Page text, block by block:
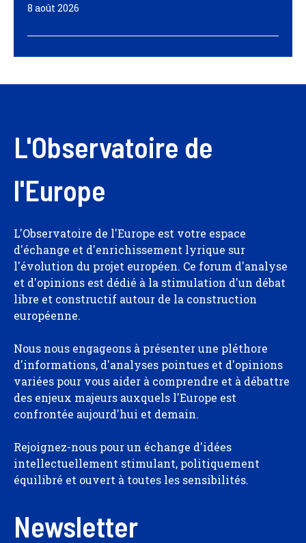
8 août 2026
L'Observatoire de
l'Europe
L'Observatoire de l'Europe est votre espace
d'échange et d'enrichissement lyrique sur
l'évolution du projet européen. Ce forum d'analyse
et d'opinions est dédié à la stimulation d'un débat
libre et constructif autour de la construction
européenne.
Nous nous engageons à présenter une pléthore
d'informations, d'analyses pointues et d'opinions
variées pour vous aider à comprendre et à débattre
des enjeux majeurs auxquels l'Europe est
confrontée aujourd'hui et demain.
Rejoignez-nous pour un échange d'idées
intellectuellement stimulant, politiquement
équilibré et ouvert à toutes les sensibilités.
Newsletter